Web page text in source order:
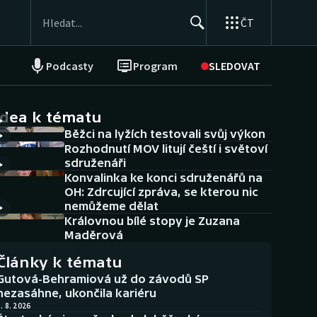
ČT
Podcasty Program SLEDOVAT
NEPŘEHLÉDNĚTE
Historické návraty
Aplikace ČT sport
AZ kvíz
k tématu
Běžci na lyžích testovali svůj výkon
Rozhodnutí MOV litují čeští i světoví
sdruženáři
Konvalinka ke konci sdruženářů na
OH: Zdrcující zpráva, se kterou nic
nemůžeme dělat
Královnou bílé stopy je Zuzana
Maděrová
k tématu
Behramiová už do závodů SP
ukončila kariéru
8. 2026